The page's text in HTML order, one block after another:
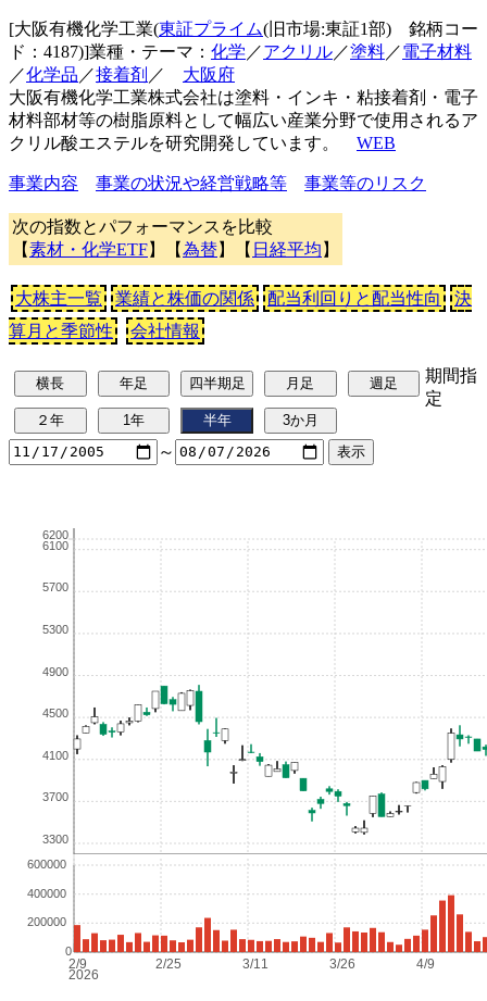
[大阪有機化学工業(東証プライム(旧市場:東証1部) 銘柄コー
ド：4187)]業種・テーマ： 化学 ／アクリル／塗料／電子材料
／化学品 ／接着剤 ／ 大阪府
大阪有機化学工業株式会社は塗料・インキ・粘接着剤・電子
材料部材等の樹脂原料として幅広い産業分野で使用されるア
クリル酸エステルを研究開発しています。 WEB
事業内容 事業の状況や経営戦略等 事業等のリスク
次の指数とパフォーマンスを比較
【素材・化学ETF】【為替】【 日経平均 】
大株主一覧 業績と株価の関係 配当利回りと配当性向
決
算月と季節性
会社情報
期間指
定
～